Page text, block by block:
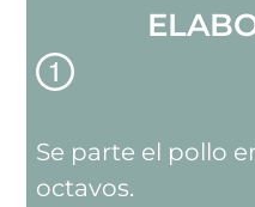
Se parte el pollo
octavos.